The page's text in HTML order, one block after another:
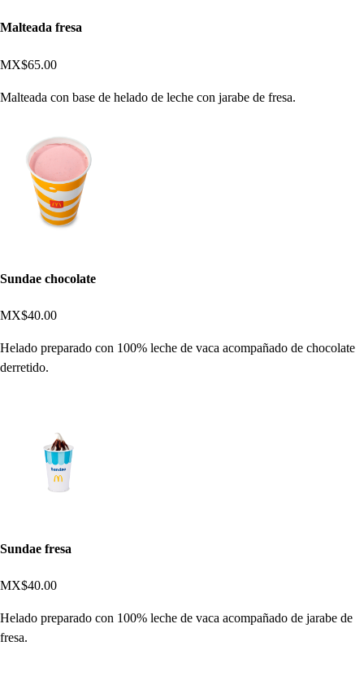
Malteada fresa
MX$65.00
Malteada con base de helado de leche con jarabe de fresa.
Sundae chocolate
MX$40.00
Helado preparado con 100% leche de vaca acompañado de chocolate
derretido.
Sundae fresa
MX$40.00
Helado preparado con 100% leche de vaca acompañado de jarabe de
fresa.